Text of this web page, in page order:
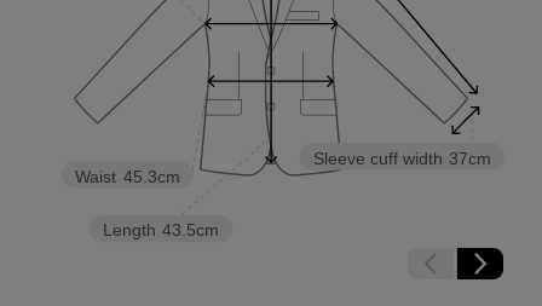
Sleeve cuff width 37cm
Length 43.5cm
Waist 45.3cm